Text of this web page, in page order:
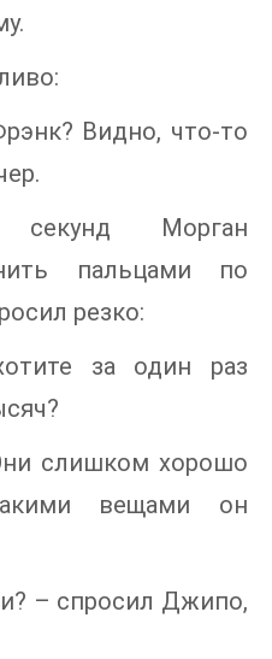
Видно, что-то
Морган
пальцами по
резко:
за один раз
слишком хорошо
вещами он
– спросил Джипо,